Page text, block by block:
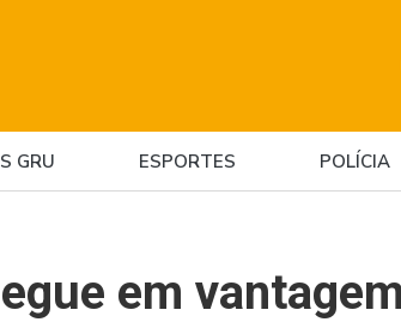
GRU ESPORTES POLÍCIA
em